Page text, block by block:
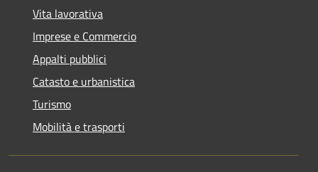
Vita lavorativa
Imprese e Commercio
Appalti pubblici
Catasto e urbanistica
Turismo
Mobilità e trasporti